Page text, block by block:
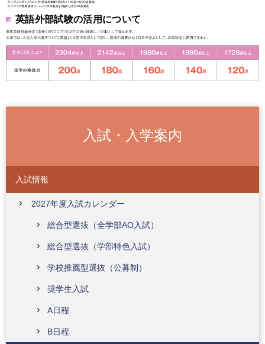
英語外部試験の活用について
入試・入学案内
入試情報
2027年度入試カレンダー
総合型選抜（全学部AO入試）
総合型選抜（学部特色入試）
学校推薦型選抜（公募制）
奨学生入試
A日程
B日程